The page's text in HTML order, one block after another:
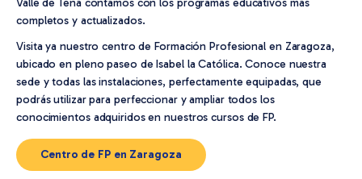
Valle de Tena contamos con los programas educativos más
completos y actualizados.
Visita ya nuestro centro de Formación Profesional en Zaragoza,
ubicado en pleno paseo de Isabel la Católica. Conoce nuestra
sede y todas las instalaciones, perfectamente equipadas, que
podrás utilizar para perfeccionar y ampliar todos los
conocimientos adquiridos en nuestros cursos de FP.
Centro de FP en Zaragoza